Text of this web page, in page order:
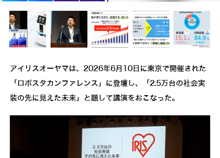
アイリスオーヤマは、2026年6月10日に東京で開催された
「ロボスタカンファレンス」に登壇し、「2.5万台の社会実
装の先に見えた未来」と題して講演をおこなった。